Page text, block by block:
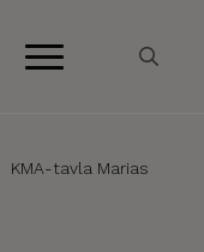
KMA-tavla Marias